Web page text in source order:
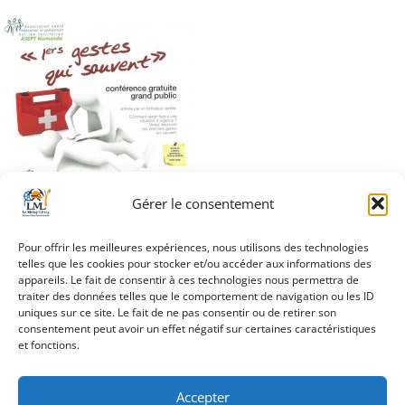
Gérer le consentement
Pour offrir les meilleures expériences, nous utilisons des technologies
telles que les cookies pour stocker et/ou accéder aux informations des
appareils. Le fait de consentir à ces technologies nous permettra de
traiter des données telles que le comportement de navigation ou les ID
uniques sur ce site. Le fait de ne pas consentir ou de retirer son
consentement peut avoir un effet négatif sur certaines caractéristiques
et fonctions.
Accepter
Navigation
de
l’article
1ers gestes qui
sauvent